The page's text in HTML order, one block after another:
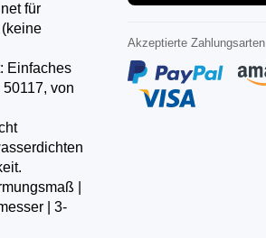
für
Einfaches
von
|
| 3-
Akzeptierte Zahlungsarten